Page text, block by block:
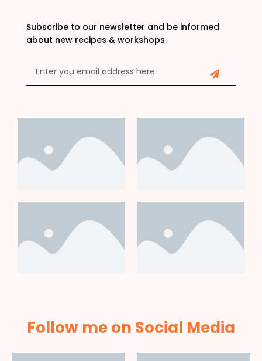
Subscribe to our newsletter and be informed
about new recipes & workshops.
Follow me on Social Media